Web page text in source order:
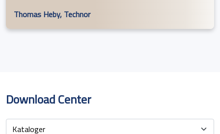
Thomas Heby, Technor
Download Center